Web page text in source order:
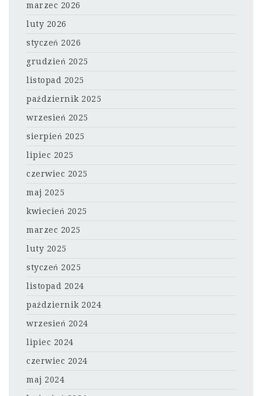
marzec 2026
luty 2026
styczeń 2026
grudzień 2025
listopad 2025
październik 2025
wrzesień 2025
sierpień 2025
lipiec 2025
czerwiec 2025
maj 2025
kwiecień 2025
marzec 2025
luty 2025
styczeń 2025
listopad 2024
październik 2024
wrzesień 2024
lipiec 2024
czerwiec 2024
maj 2024